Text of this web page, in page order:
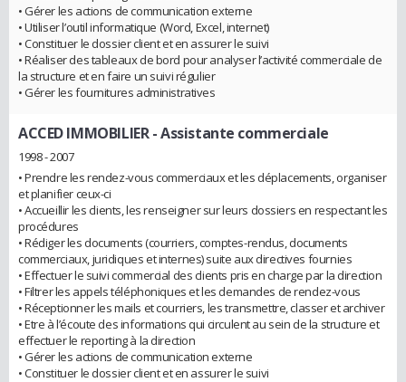
• Gérer les actions de communication externe
• Utiliser l’outil informatique (Word, Excel, internet)
• Constituer le dossier client et en assurer le suivi
• Réaliser des tableaux de bord pour analyser l’activité commerciale de
la structure et en faire un suivi régulier
• Gérer les fournitures administratives
ACCED IMMOBILIER- Assistante commerciale
1998 - 2007
• Prendre les rendez-vous commerciaux et les déplacements, organiser
et planifier ceux-ci
• Accueillir les clients, les renseigner sur leurs dossiers en respectant les
procédures
• Rédiger les documents (courriers, comptes-rendus, documents
commerciaux, juridiques et internes) suite aux directives fournies
• Effectuer le suivi commercial des clients pris en charge par la direction
• Filtrer les appels téléphoniques et les demandes de rendez-vous
• Réceptionner les mails et courriers, les transmettre, classer et archiver
• Etre à l’écoute des informations qui circulent au sein de la structure et
effectuer le reporting à la direction
• Gérer les actions de communication externe
• Constituer le dossier client et en assurer le suivi